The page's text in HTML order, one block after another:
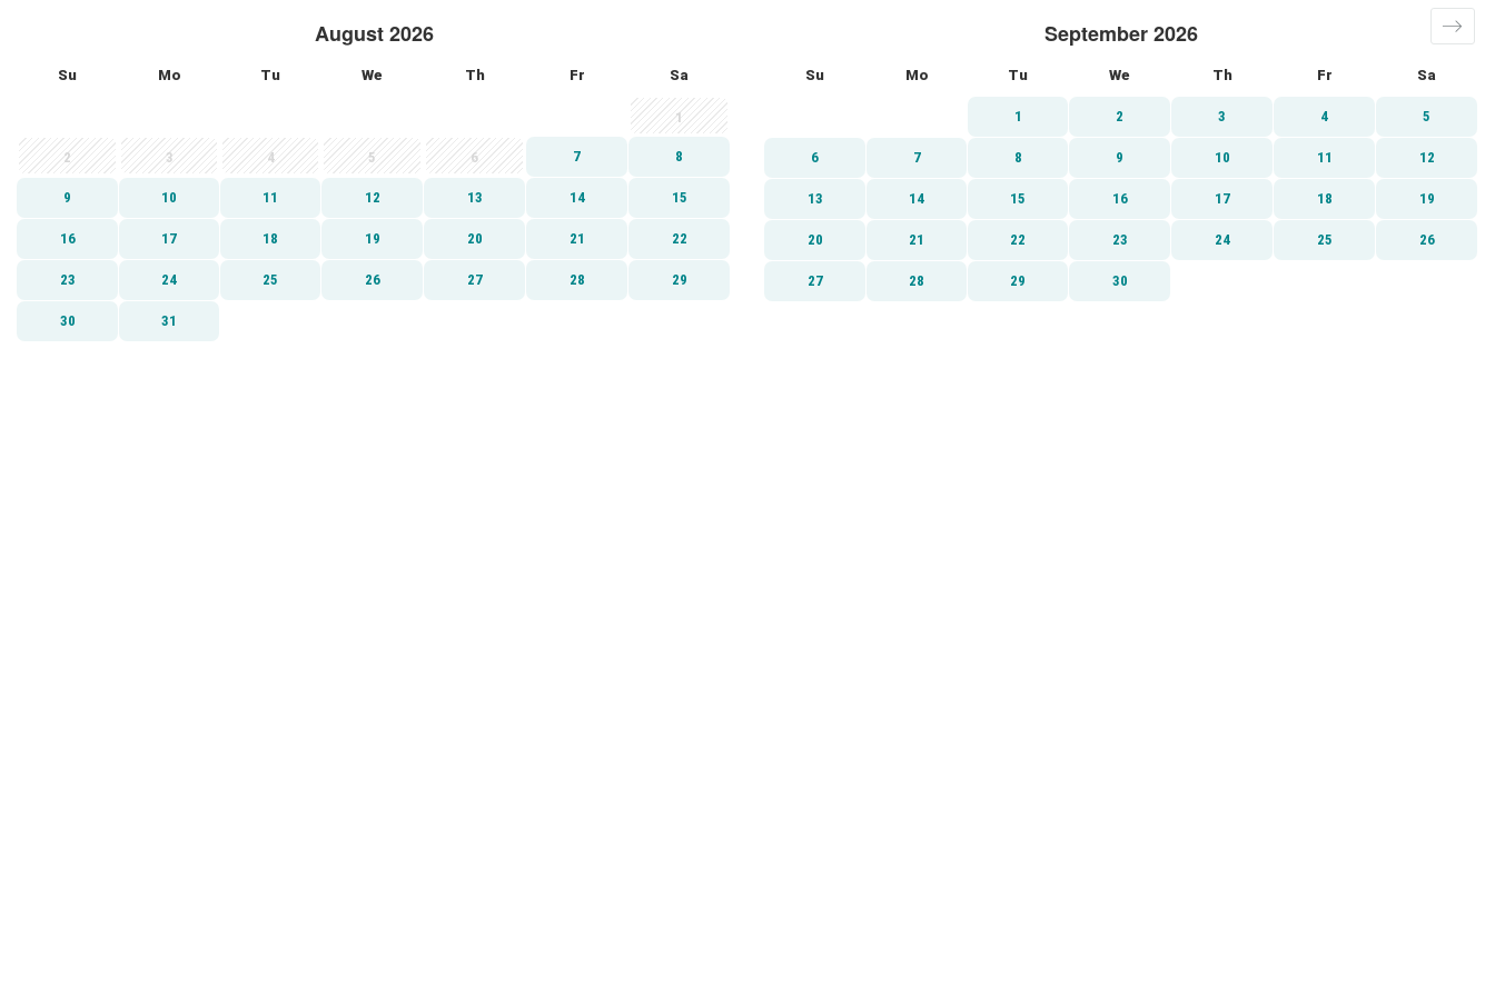
August 2026
Su Mo Tu We Th Fr Sa
1
2 3 4 5 6 7 8
9 10 11 12 13 14 15
16 17 18 19 20 21 22
23 24 25 26 27 28 29
30 31
September 2026
Su Mo Tu We Th Fr Sa
1 2 3 4 5
6 7 8 9 10 11 12
13 14 15 16 17 18 19
20 21 22 23 24 25 26
27 28 29 30